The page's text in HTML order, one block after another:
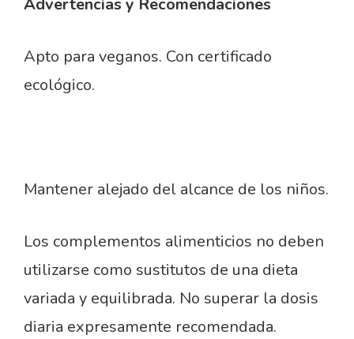
Advertencias y Recomendaciones
Apto para veganos. Con certificado
ecológico.
Mantener alejado del alcance de los niños.
Los complementos alimenticios no deben
utilizarse como sustitutos de una dieta
variada y equilibrada. No superar la dosis
diaria expresamente recomendada.